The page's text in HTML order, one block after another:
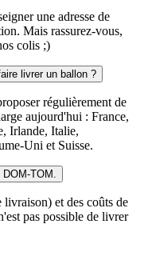
une adresse de
Mais rassurez-vous,
colis ;)
livrer un ballon ?
régulièrement de
aujourd'hui : France,
Irlande, Italie,
Uni et Suisse.
TOM.
livraison) et des coûts de
pas possible de livrer